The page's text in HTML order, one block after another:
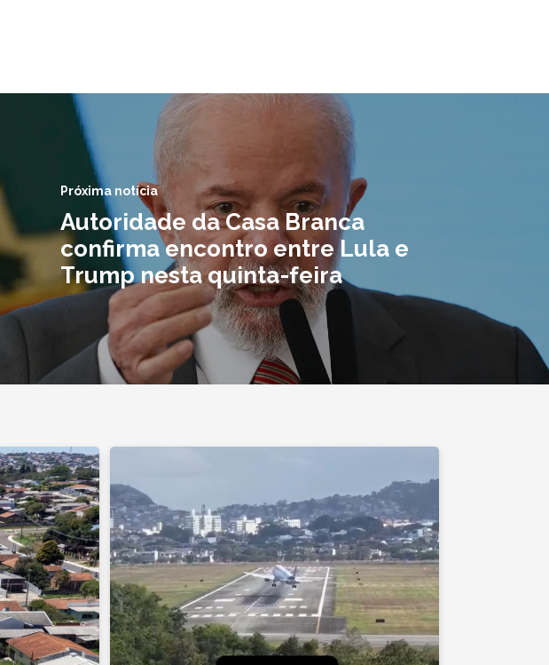
Próxima notícia
Autoridade da Casa Branca
confirma encontro entre Lula e
Trump nesta quinta-feira